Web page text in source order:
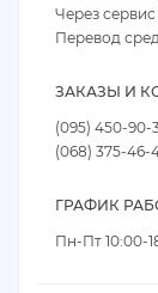
Через
Перевод
ЗАКАЗЫ И
(095) 450-90-
(068) 375-46-
ГРАФИК
Пн-Пт 10:00-